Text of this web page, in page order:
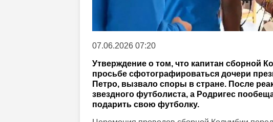
07.06.2026 07:20
Утверждение о том, что капитан сборной
просьбе сфотографироваться дочери
Петро, вызвало споры в стране. После
звездного футболиста, а Родригес
подарить свою футболку.